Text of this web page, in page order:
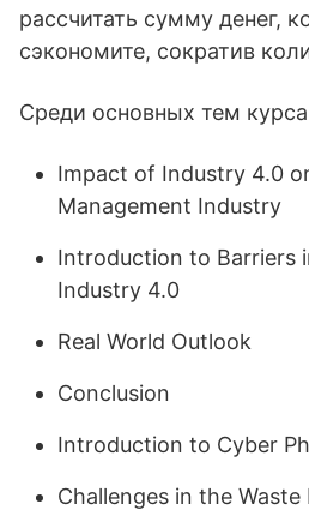
рассчитать сумму денег,
сэкономите, сократив
Среди основных тем
Impact of Industry 4.0
Management Industry
Introduction to Barriers
Industry 4.0
Real World Outlook
Conclusion
Introduction to Cyber
Challenges in the